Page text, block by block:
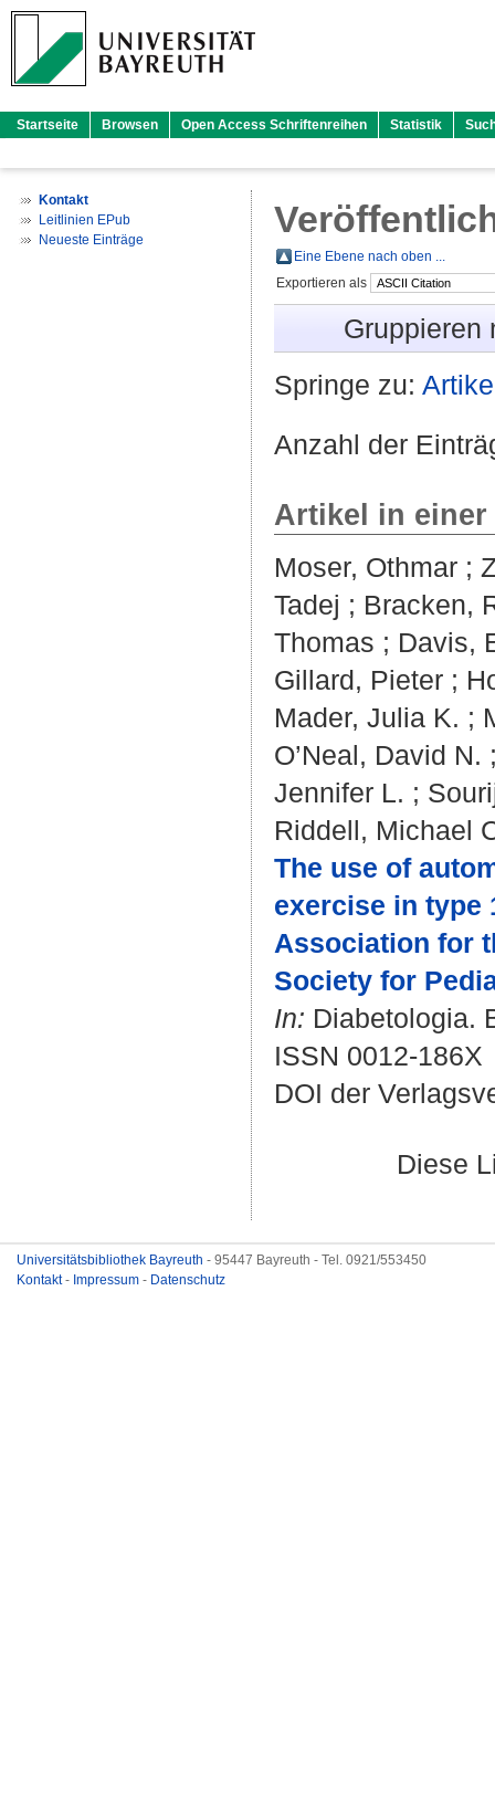
Startseite Browsen Open Access Schriftenreihen Statistik
Kontakt
Leitlinien EPub
Neueste Einträge
Eine Ebene nach oben ...
Exportieren als
Gruppieren
Springe zu:
Anzahl der
Artikel in
Moser, Othmar ;
Tadej ; Bracken,
Thomas ; Davis,
Gillard, Pieter ;
Mader, Julia K. ;
O’Neal, David N.
Jennifer L. ;
Riddell, Michael
The use of
exercise in type
Association for
Society for
In: Diabetologia.
ISSN 0012-186X
DOI der
Diese
Universitätsbibliothek Bayreuth - 95447 Bayreuth - Tel. 0921/553450
Kontakt- Impressum - Datenschutz